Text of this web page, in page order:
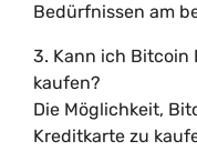
Bedürfnissen am
3. Kann ich Bitcoin
kaufen?
Die Möglichkeit,
Kreditkarte zu